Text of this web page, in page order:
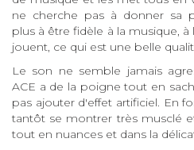
ne cherche pas à donner sa
plus à être fidèle à la musique,
jouent, ce qui est une belle
Le son ne semble jamais
ACE a de la poigne tout en
pas ajouter d'effet artificiel. En
tantôt se montrer très musclé
tout en nuances et dans la